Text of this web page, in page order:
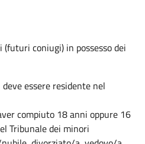
coniugi) in possesso dei
essere residente nel
compiuto 18 anni oppure 16
Tribunale dei minori